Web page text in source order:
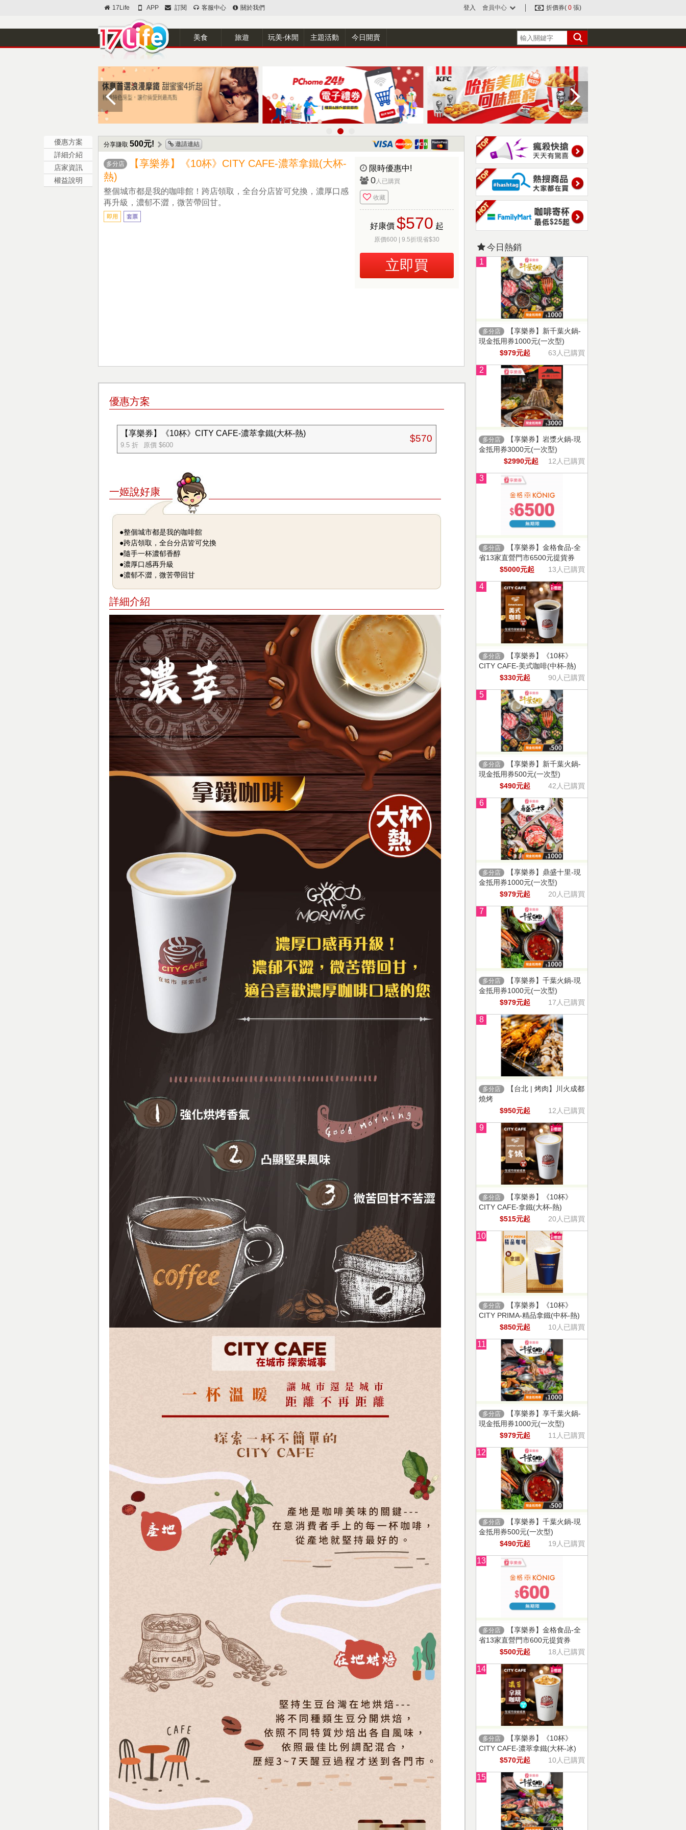
17Life APP 訂閱 客服中心 關於我們 登入 會員中心 折價券( 0 張)
美食 旅遊 玩美‧休閒 主題活動 今日開賣
優惠方案
詳細介紹
店家資訊
權益說明
分享賺取 500元! 邀請連結
多分店
【享樂券】《10杯》CITY CAFE-濃萃拿鐵(大杯-
熱)
整個城市都是我的咖啡館！跨店領取，全台分店皆可兌換，濃厚口感
再升級，濃郁不澀，微苦帶回甘。
即用 套票
限時優惠中!
0人已購買
收藏
好康價 $570 起
原價600 | 9.5折現省$30
立即買
優惠方案
【享樂券】《10杯》CITY CAFE-濃萃拿鐵(大杯-熱)
9.5 折 原價 $600
$570
一姬說好康
●整個城市都是我的咖啡館
●跨店領取，全台分店皆可兌換
●隨手一杯濃郁香醇
●濃厚口感再升級
●濃郁不澀，微苦帶回甘
詳細介紹
今日熱銷
1
多分店
【享樂券】新千葉火鍋-
現金抵用券1000元(一次型)
$979元起
63人已購買
2
多分店
【享樂券】岩漿火鍋-現
金抵用券3000元(一次型)
$2990元起
12人已購買
3
多分店
【享樂券】金格食品-全
省13家直營門市6500元提貨券
$5000元起
13人已購買
4
多分店
【享樂券】《10杯》
CITY CAFE-美式咖啡(中杯-熱)
$330元起
90人已購買
5
多分店
【享樂券】新千葉火鍋-
現金抵用券500元(一次型)
$490元起
42人已購買
6
多分店
【享樂券】鼎盛十里-現
金抵用券1000元(一次型)
$979元起
20人已購買
7
多分店
【享樂券】千葉火鍋-現
金抵用券1000元(一次型)
$979元起
17人已購買
8
多分店
【台北 | 烤肉】川火成都
燒烤
$950元起
12人已購買
9
多分店
【享樂券】《10杯》
CITY CAFE-拿鐵(大杯-熱)
$515元起
20人已購買
10
多分店
【享樂券】《10杯》
CITY PRIMA-精品拿鐵(中杯-熱)
$850元起
10人已購買
11
多分店
【享樂券】享千葉火鍋-
現金抵用券1000元(一次型)
$979元起
11人已購買
12
多分店
【享樂券】千葉火鍋-現
金抵用券500元(一次型)
$490元起
19人已購買
13
多分店
【享樂券】金格食品-全
省13家直營門市600元提貨券
$500元起
18人已購買
14
多分店
【享樂券】《10杯》
CITY CAFE-濃萃拿鐵(大杯-冰)
$570元起
10人已購買
15